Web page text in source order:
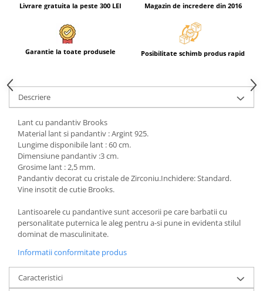
Livrare gratuita la peste 300 LEI Magazin de incredere din 2016
Garantie la toate produsele Posibilitate schimb produs rapid
Descriere
Lant cu pandantiv Brooks
Material lant si pandantiv : Argint 925.
Lungime disponibile lant : 60 cm.
Dimensiune pandantiv :3 cm.
Grosime lant : 2,5 mm.
Pandantiv decorat cu cristale de Zirconiu.Inchidere: Standard.
Vine insotit de cutie Brooks.
Lantisoarele cu pandantive sunt accesorii pe care barbatii cu
personalitate puternica le aleg pentru a-si pune in evidenta stilul
dominat de masculinitate.
Informatii conformitate produs
Caracteristici